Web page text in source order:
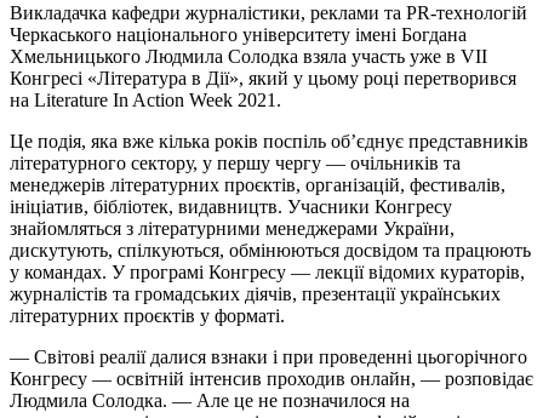
Викладачка кафедри журналістики, реклами та PR-технологій
Черкаського національного університету імені Богдана
Хмельницького Людмила Солодка взяла участь уже в VII
Конгресі «Література в Дії», який у цьому році перетворився
на Literature In Action Week 2021.
Це подія, яка вже кілька років поспіль об’єднує представників
літературного сектору, у першу чергу — очільників та
менеджерів літературних проєктів, організацій, фестивалів,
ініціатив, бібліотек, видавництв. Учасники Конгресу
знайомляться з літературними менеджерами України,
дискутують, спілкуються, обмінюються досвідом та працюють
у командах. У програмі Конгресу — лекції відомих кураторів,
журналістів та громадських діячів, презентації українських
літературних проєктів у форматі.
— Світові реалії далися взнаки і при проведенні цьогорічного
Конгресу — освітній інтенсив проходив онлайн, — розповідає
Людмила Солодка. — Але це не позначилося на